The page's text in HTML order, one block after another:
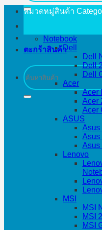
ตะกร้าสินค้า
ค้นหา:
หมวดหมู่สินค้า
Notebook
Dell
Dell
Dell
Dell
Acer
Acer
Acer
Acer
ASUS
Asus
Asus
Asus
Lenovo
MSI
MSI
MSI
MSI